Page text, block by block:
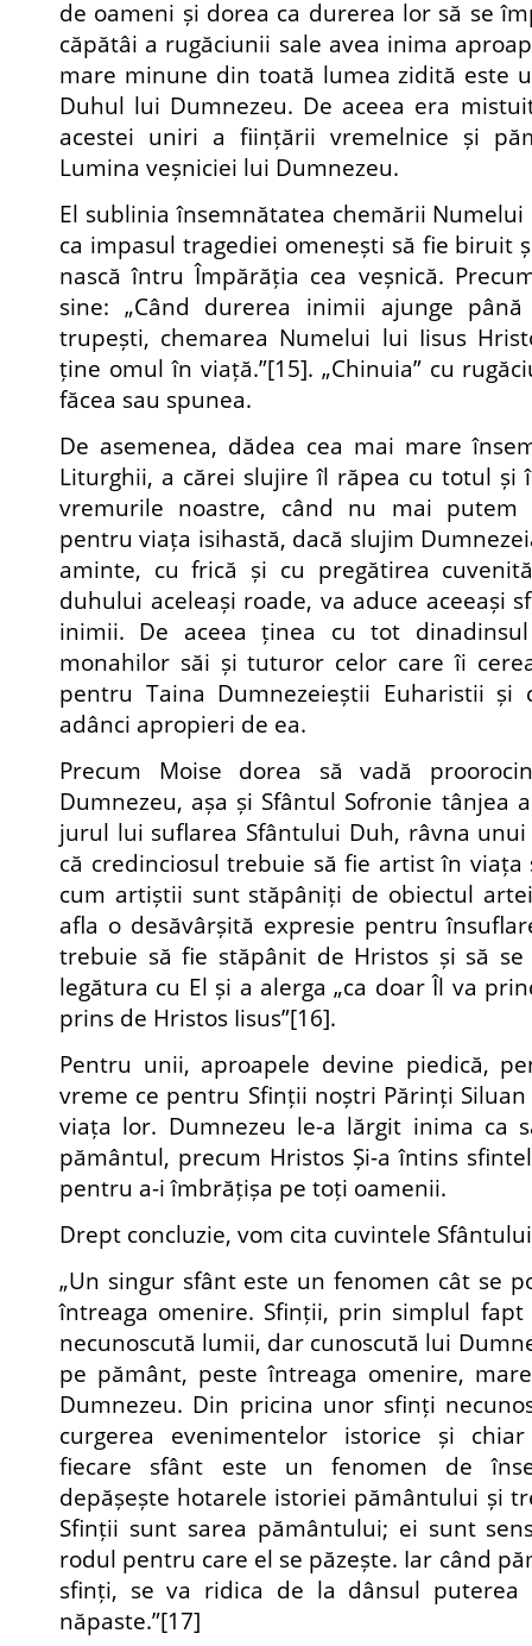
de oameni și dorea ca durerea lor să se
căpătâi a rugăciunii sale avea inima
mare minune din toată lumea zidită este
Duhul lui Dumnezeu. De aceea era
acestei uniri a ființării vremelnice și
Lumina veșniciei lui Dumnezeu.
El sublinia însemnătatea chemării
ca impasul tragediei omenești să fie biruit
nască întru Împărăția cea veșnică.
sine: „Când durerea inimii ajunge
trupești, chemarea Numelui lui Iisus
ține omul în viață.”[15]. „Chinuia” cu
făcea sau spunea.
De asemenea, dădea cea mai mare
Liturghii, a cărei slujire îl răpea cu totul și
vremurile noastre, când nu mai putem
pentru viața isihastă, dacă slujim
aminte, cu frică și cu pregătirea
duhului aceleași roade, va aduce aceeași
inimii. De aceea ținea cu tot
monahilor săi și tuturor celor care îi
pentru Taina Dumnezeieștii Euharistii și
adânci apropieri de ea.
Precum Moise dorea să vadă
Dumnezeu, așa și Sfântul Sofronie tânjea
jurul lui suflarea Sfântului Duh, râvna
că credinciosul trebuie să fie artist în viața
cum artiștii sunt stăpâniți de obiectul
afla o desăvârșită expresie pentru
trebuie să fie stăpânit de Hristos și să se
legătura cu El și a alerga „ca doar Îl va
prins de Hristos Iisus”[16].
Pentru unii, aproapele devine piedică,
vreme ce pentru Sfinții noștri Părinți
viața lor. Dumnezeu le-a lărgit inima ca
pământul, precum Hristos Și-a întins
pentru a-i îmbrățișa pe toți oamenii.
Drept concluzie, vom cita cuvintele
„Un singur sfânt este un fenomen cât se
întreaga omenire. Sfinții, prin simplul
necunoscută lumii, dar cunoscută lui
pe pământ, peste întreaga omenire,
Dumnezeu. Din pricina unor sfinți
curgerea evenimentelor istorice și
fiecare sfânt este un fenomen de
depășește hotarele istoriei pământului și
Sfinții sunt sarea pământului; ei sunt
rodul pentru care el se păzește. Iar când
sfinți, se va ridica de la dânsul puterea
năpaste.”[17]